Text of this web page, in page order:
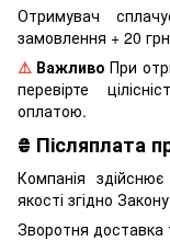
Отримувач
замовлення + 20
⚠️ Важливо При
перевірте
оплатою.
₴ Післяплата
Компанія
якості згідно
Зворотня доставка